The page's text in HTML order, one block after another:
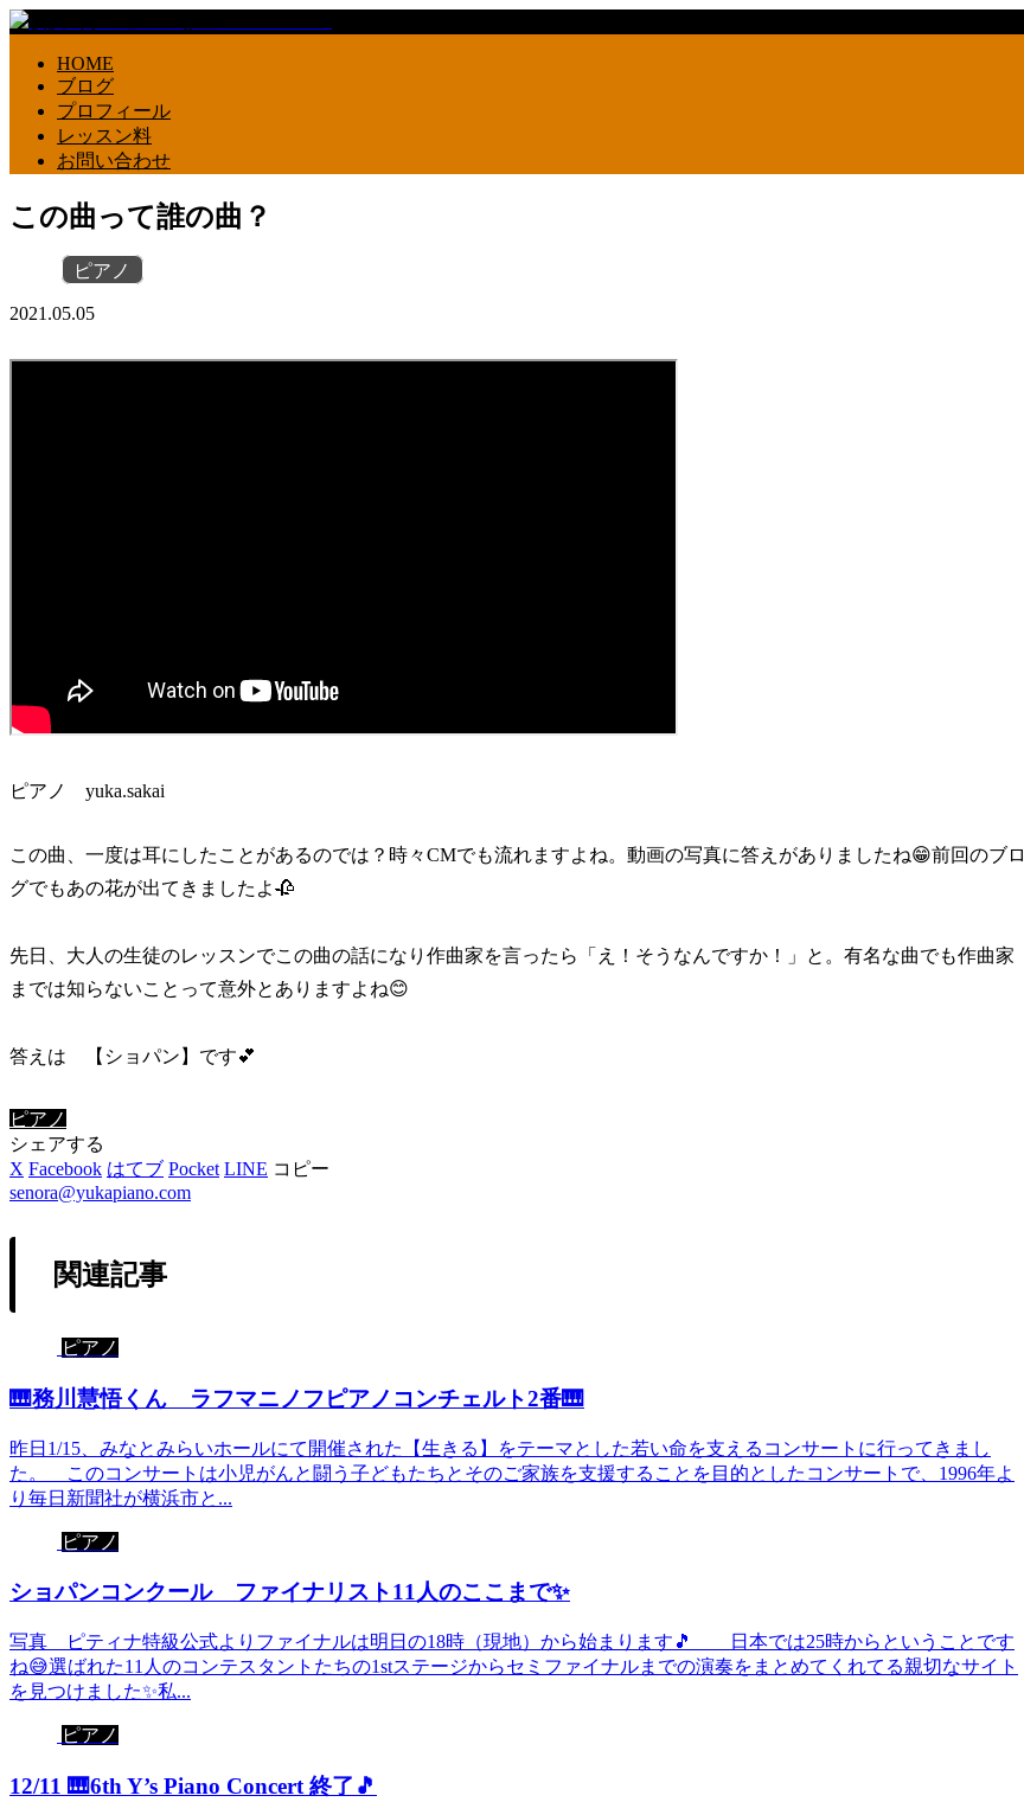
HOME
ブログ
プロフィール
レッスン料
お問い合わせ
この曲って誰の曲？
ピアノ
2021.05.05
ピアノ yuka.sakai
この曲、一度は耳にしたことがあるのでは？時々CMでも流れますよね。動画の写真に答えがありましたね😁前回のブロ
グでもあの花が出てきましたよ🥀
先日、大人の生徒のレッスンでこの曲の話になり作曲家を言ったら「え！そうなんですか！」と。有名な曲でも作曲家
までは知らないことって意外とありますよね😊
答えは 【ショパン】です💕
ピアノ
シェアする
X Facebook はてブ Pocket LINE コピー
senora@yukapiano.com
関連記事
ピアノ
🎹務川慧悟くん ラフマニノフピアノコンチェルト2番🎹
昨日1/15、みなとみらいホールにて開催された【生きる】をテーマとした若い命を支えるコンサートに行ってきまし
た。 このコンサートは小児がんと闘う子どもたちとそのご家族を支援することを目的としたコンサートで、1996年よ
り毎日新聞社が横浜市と...
ピアノ
ショパンコンクール ファイナリスト11人のここまで✨
写真 ピティナ特級公式よりファイナルは明日の18時（現地）から始まります🎵 日本では25時からということです
ね😅選ばれた11人のコンテスタントたちの1stステージからセミファイナルまでの演奏をまとめてくれてる親切なサイト
を見つけました✨私...
ピアノ
12/11 🎹6th Y’s Piano Concert 終了🎵